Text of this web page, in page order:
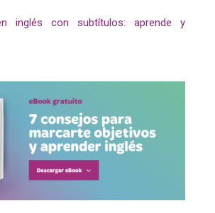
inglés con subtítulos: aprende y